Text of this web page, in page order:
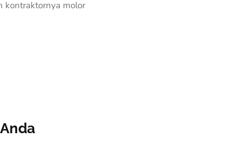
kontraktornya molor
Anda